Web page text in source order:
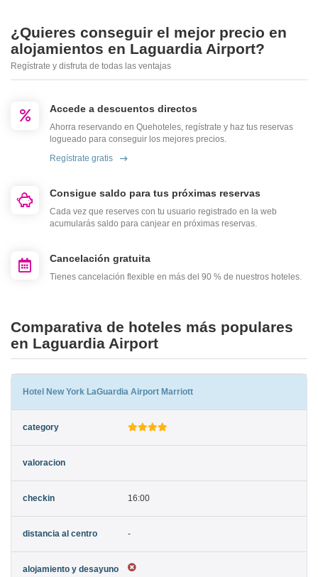
¿Quieres conseguir el mejor precio en
alojamientos en Laguardia Airport?
Regístrate y disfruta de todas las ventajas
Accede a descuentos directos
Ahorra reservando en Quehoteles, regístrate y haz tus reservas
logueado para conseguir los mejores precios.
Regístrate gratis
Consigue saldo para tus próximas reservas
Cada vez que reserves con tu usuario registrado en la web
acumularás saldo para canjear en próximas reservas.
Cancelación gratuita
Tienes cancelación flexible en más del 90 % de nuestros hoteles.
Comparativa de hoteles más populares
en Laguardia Airport
Hotel New York LaGuardia Airport Marriott
16:00
-